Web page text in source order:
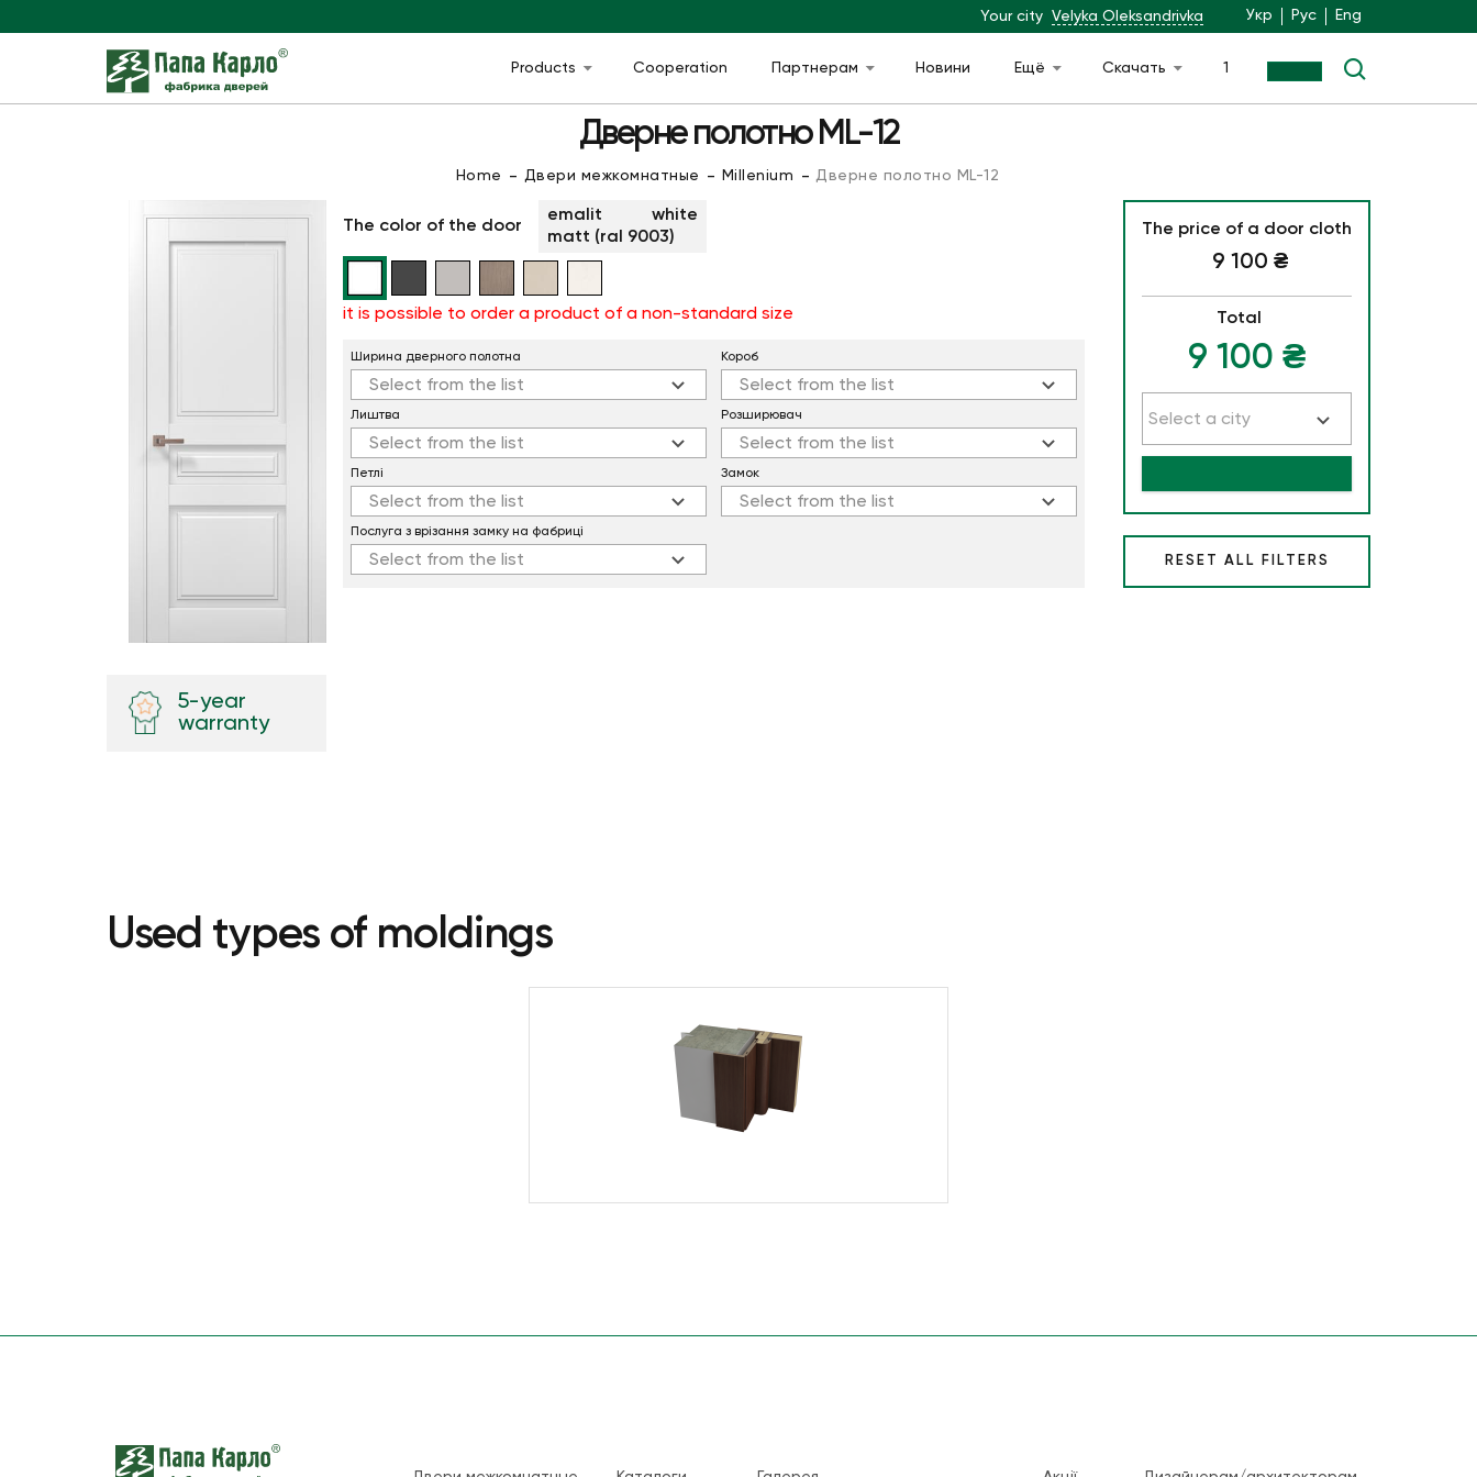
Your city Velyka Oleksandrivka Укр Рус Eng
Products Cooperation Партнерам Новини Ещё Скачать 1
Дверне полотно ML-12
Home Двери межкомнатные Millenium Дверне полотно ML-12
5-year
warranty
The color of the door
emalit white
matt (ral 9003)
it is possible to order a product of a non-standard size
Ширина дверного полотна
Select from the list
Лиштва
Select from the list
Петлi
Select from the list
Послуга з врізання замку на фабриці
Select from the list
Короб
Select from the list
Розширювач
Select from the list
Замок
Select from the list
RESET ALL FILTERS
The price of a door cloth
9 100 ₴
Total
9 100 ₴
Select a city
Used types of moldings